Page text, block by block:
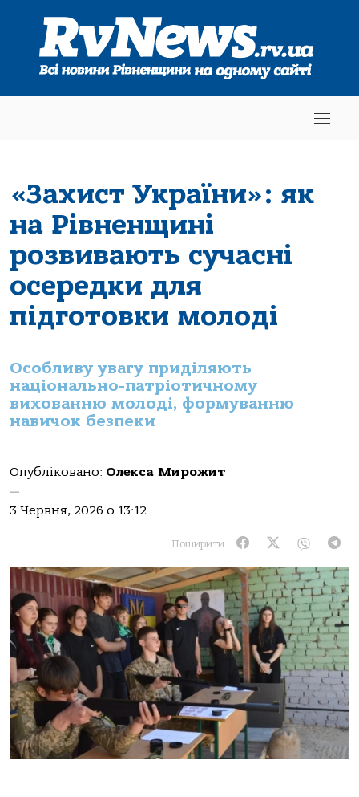
«Захист України»: як
на Рівненщині
розвивають сучасні
осередки для
підготовки молоді
Особливу увагу приділяють
національно-патріотичному
вихованню молоді, формуванню
навичок безпеки
Опубліковано: Олекса Мирожит
—
3 Червня, 2026 о 13:12
Поширити: